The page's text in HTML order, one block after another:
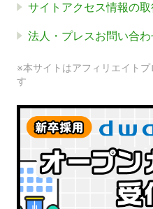
サイトアクセス情報の
法人・プレスお問い合わ
※本サイトはアフィリエイト
す